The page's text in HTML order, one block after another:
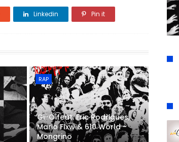
Linkedin Pin it
RAP
Gi-O feat. Eric Rodrigues,
Mario Flxw & 610 World -
Mongrino